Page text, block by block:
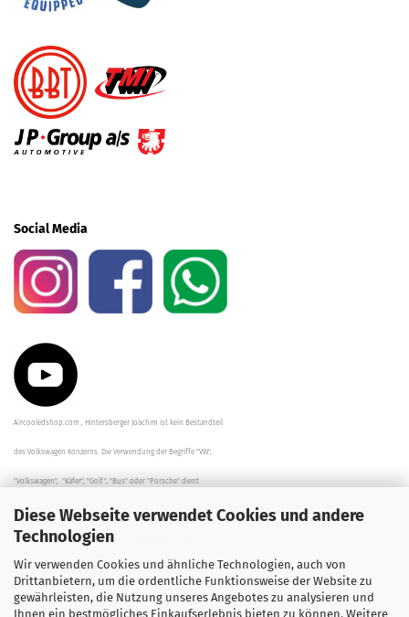
Diese Webseite verwendet Cookies und andere
Technologien
Wir verwenden Cookies und ähnliche Technologien, auch von
Drittanbietern, um die ordentliche Funktionsweise der Website zu
gewährleisten, die Nutzung unseres Angebotes zu analysieren und
Ihnen ein bestmögliches Einkaufserlebnis bieten zu können. Weitere
Social Media
Aircooledshop.com , Hintersberger Joachim ist kein Bestandteil
des Volkswagen Konzerns. Die Verwendung der Begriffe "VW",
"Volkswagen", "Käfer", "Golf", "Bus" oder "Porsche" dient
der Beschreibung der Teile und stellt in keinem Fall eine direkte
Verbindung zu dem Unternehmen "Volkswagen" her/da.
Die Beschreibungen, Zeichnungen und Angaben zur
Verwendung sind sorgfältig überprüft worden.